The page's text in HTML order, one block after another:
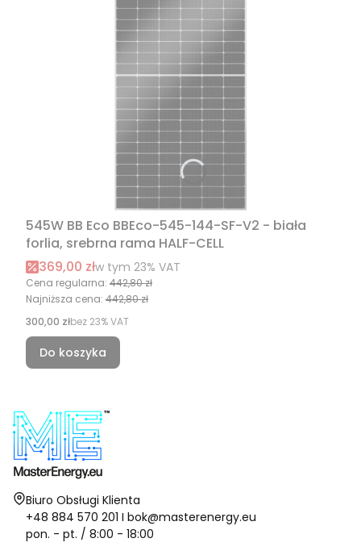
545W BB Eco BBEco-545-144-SF-V2 - biała
forlia, srebrna rama HALF-CELL
Cena promocyjna brutto
369,00 złw tym %s VAT
w tym 23% VAT
Cena regularna: 442,80 zł
Najniższa cena: 442,80 zł
Cena netto
300,00 złbez 23% VAT
Do koszyka
Adres:
Biuro Obsługi Klienta
+48 884 570 201 I bok@masterenergy.eu
pon. - pt. / 8:00 - 18:00